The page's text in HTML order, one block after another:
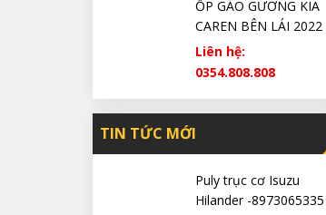
ỐP GÁO GƯƠNG KIA
CAREN BÊN LÁI 2022
2023 2024 2025 CHÍNH
HÃNG
Liên hệ:
0354.808.808
TIN TỨC MỚI
Puly trục cơ Isuzu
Hilander -8973065335